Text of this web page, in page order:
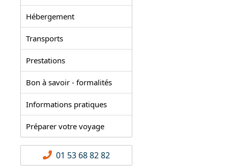
Hébergement
Transports
Prestations
Bon à savoir - formalités
Informations pratiques
Préparer votre voyage
01 53 68 82 82